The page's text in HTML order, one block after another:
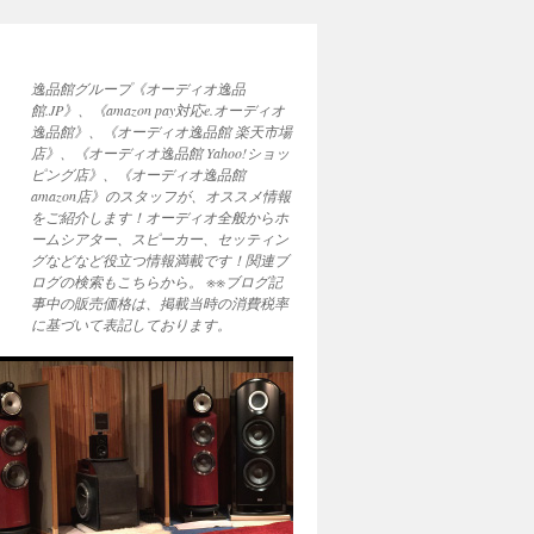
逸品館グループ《オーディオ逸品
館.JP》、《amazon pay対応e.オーディオ
逸品館》、《オーディオ逸品館 楽天市場
店》、《オーディオ逸品館 Yahoo!ショッ
ピング店》、《オーディオ逸品館
amazon店》のスタッフが、オススメ情報
をご紹介します！オーディオ全般からホ
ームシアター、スピーカー、セッティン
グなどなど役立つ情報満載です！関連ブ
ログの検索もこちらから。 ※※ブログ記
事中の販売価格は、掲載当時の消費税率
に基づいて表記しております。